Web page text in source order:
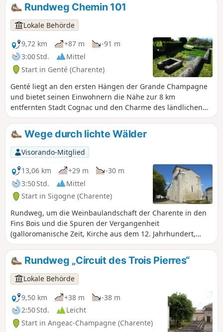
Rundweg Chemin 101
Lokale Behörde
9,72 km
+87 m
-91 m
3:00 Std.
Mittel
Start in Genté (Charente)
Genté liegt an den ersten Hängen der Grande Champagne
und bietet seinen Einwohnern die Nähe zur 8 km
entfernten Stadt Cognac und den Charme des ländlichen
Lebens. Der Punkt 101 ist ein symbolträchtiger Ort der
Gemeinde Genté, an dem sich die Orientierungstafel
befindet. An dieser Stelle stand früher eine Mühle, von der
noch einige Überreste in der Erde rund um den Standort
vergraben sind. Außerdem ist der Punkt 101 der
Bezugspunkt für die Höhe über dem Meeresspiegel.
Wege durch lichte Wälder
Visorando-Mitglied
13,06 km
+29 m
-30 m
3:50 Std.
Mittel
Start in Sigogne (Charente)
Rundweg, um die Weinbaulandschaft der Charente in den
Fins Bois und die Spuren der Vergangenheit
(galloromanische Zeit, Kirche aus dem 12. Jahrhundert,
Kalköfen, Vorhallen charentaisischer Anwesen)
kennenzulernen.
Rundweg „Circuit des Trois Pierres“
Lokale Behörde
9,50 km
+38 m
-38 m
2:50 Std.
Leicht
Start in Angeac-Champagne (Charente)